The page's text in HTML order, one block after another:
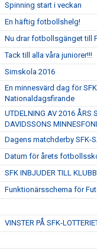
Spinning start i veckan
En häftig fotbollshelg!
Nu drar fotbollsgänget till
Tack till alla våra juniorer!!!
Simskola 2016
En minnesvärd dag för
Nationaldagsfirande
UTDELNING AV 2016 ÅRS
DAVIDSSONS
Dagens matchderby SFK-
Datum för årets
SFK INBJUDER TILL
Funktionärsschema för
VINSTER PÅ SFK-